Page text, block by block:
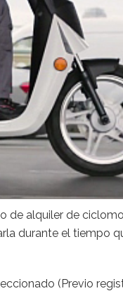
de alquiler de
durante el tiempo
(Previo